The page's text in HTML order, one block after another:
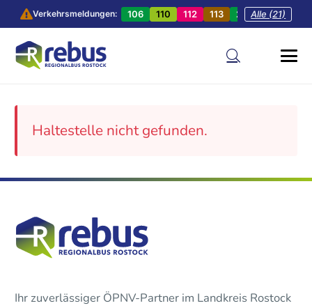
Verkehrsmeldungen: 106 110 112 113 201 202
Alle (21)
Haltestelle nicht gefunden.
Ihr zuverlässiger ÖPNV-Partner im Landkreis Rostock